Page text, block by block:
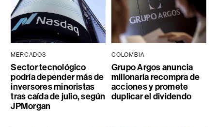
MERCADOS
Sector tecnológico
podría depender más de
inversores minoristas
tras caída de julio, según
JPMorgan
COLOMBIA
Grupo Argos anuncia
millonaria recompra de
acciones y promete
duplicar el dividendo